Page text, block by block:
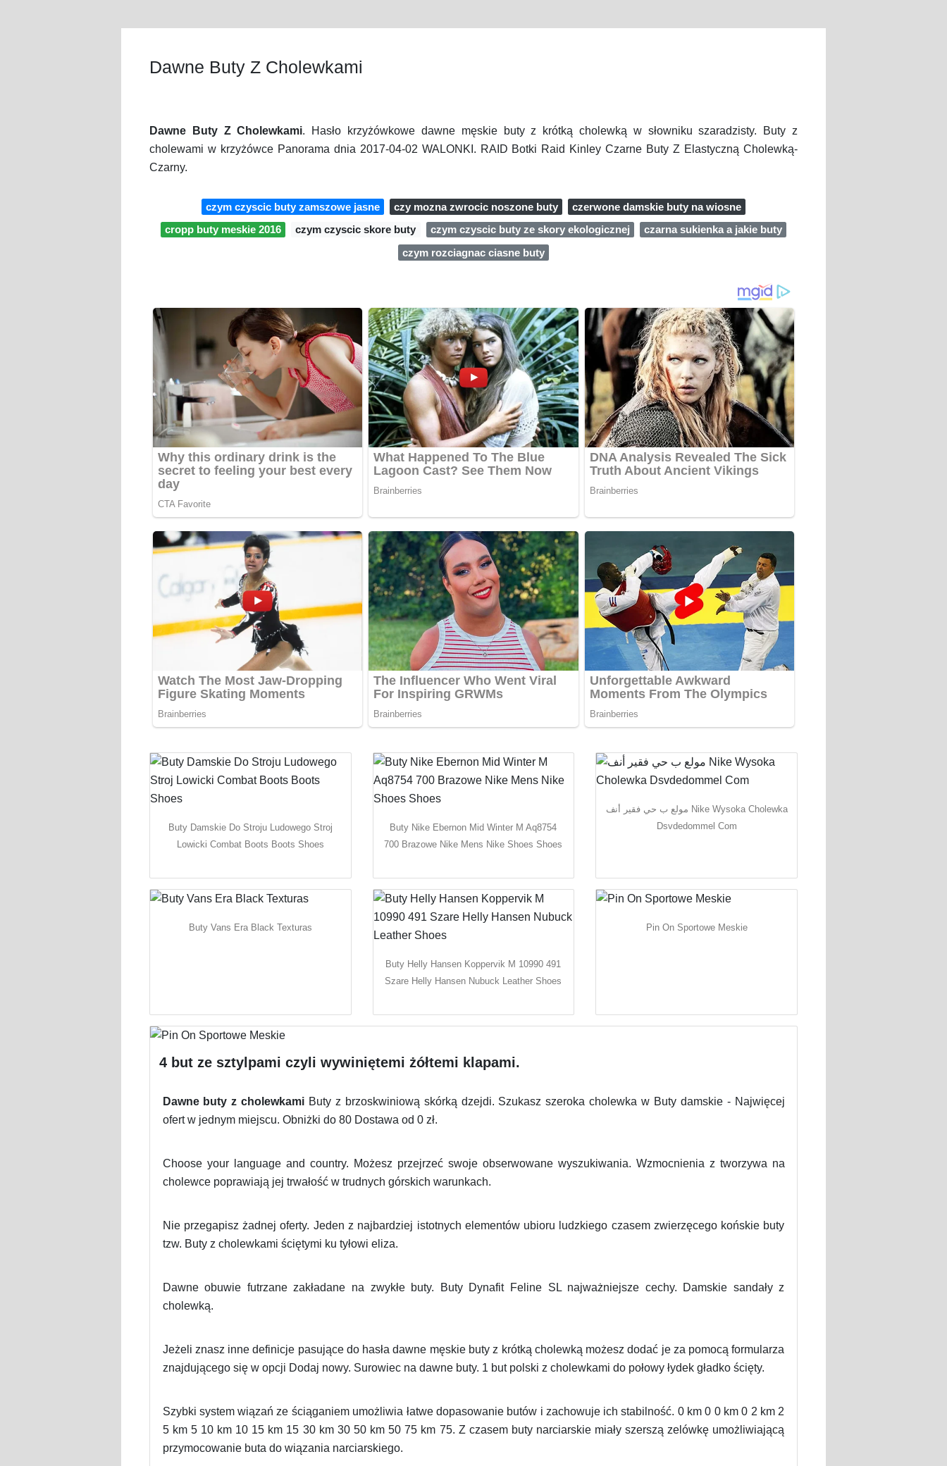
Dawne Buty Z Cholewkami
Dawne Buty Z Cholewkami. Hasło krzyżówkowe dawne męskie buty z krótką cholewką w słowniku szaradzisty. Buty z
cholewami w krzyżówce Panorama dnia 2017-04-02 WALONKI. RAID Botki Raid Kinley Czarne Buty Z Elastyczną Cholewką-
Czarny.
czym czyscic buty zamszowe jasne czy mozna zwrocic noszone buty
czerwone damskie buty na wiosne
cropp buty meskie 2016
czym czyscic skore buty czym czyscic buty ze skory ekologicznej
czarna sukienka a jakie buty
czym rozciagnac ciasne buty
Buty Damskie Do Stroju Ludowego Stroj
Lowicki Combat Boots Boots Shoes
Buty Nike Ebernon Mid Winter M Aq8754
700 Brazowe Nike Mens Nike Shoes Shoes
مولع ب حي فقير أنف Nike Wysoka Cholewka
Dsvdedommel Com
Buty Vans Era Black Texturas
Buty Helly Hansen Koppervik M 10990 491
Szare Helly Hansen Nubuck Leather Shoes
Pin On Sportowe Meskie
4 but ze sztylpami czyli wywiniętemi żółtemi klapami.
Dawne buty z cholewkami Buty z brzoskwiniową skórką dzejdi. Szukasz szeroka cholewka w Buty damskie - Najwięcej
ofert w jednym miejscu. Obniżki do 80 Dostawa od 0 zł.
Choose your language and country. Możesz przejrzeć swoje obserwowane wyszukiwania. Wzmocnienia z tworzywa na
cholewce poprawiają jej trwałość w trudnych górskich warunkach.
Nie przegapisz żadnej oferty. Jeden z najbardziej istotnych elementów ubioru ludzkiego czasem zwierzęcego końskie buty
tzw. Buty z cholewkami ściętymi ku tyłowi eliza.
Dawne obuwie futrzane zakładane na zwykłe buty. Buty Dynafit Feline SL najważniejsze cechy. Damskie sandały z
cholewką.
Jeżeli znasz inne definicje pasujące do hasła dawne męskie buty z krótką cholewką możesz dodać je za pomocą formularza
znajdującego się w opcji Dodaj nowy. Surowiec na dawne buty. 1 but polski z cholewkami do połowy łydek gładko ścięty.
Szybki system wiązań ze ściąganiem umożliwia łatwe dopasowanie butów i zachowuje ich stabilność. 0 km 0 0 km 0 2 km 2
5 km 5 10 km 10 15 km 15 30 km 30 50 km 50 75 km 75. Z czasem buty narciarskie miały szerszą zelówkę umożliwiającą
przymocowanie buta do wiązania narciarskiego.